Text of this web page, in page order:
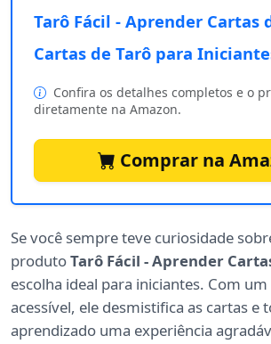
Tarô Fácil - Aprender Cartas
Cartas de Tarô para
Confira os detalhes completos e o
diretamente na Amazon.
Comprar na
Se você sempre teve curiosidade
produtoTarô Fácil - Aprender
escolha ideal para iniciantes. Com
acessível, ele desmistifica as cartas e
aprendizado uma experiência